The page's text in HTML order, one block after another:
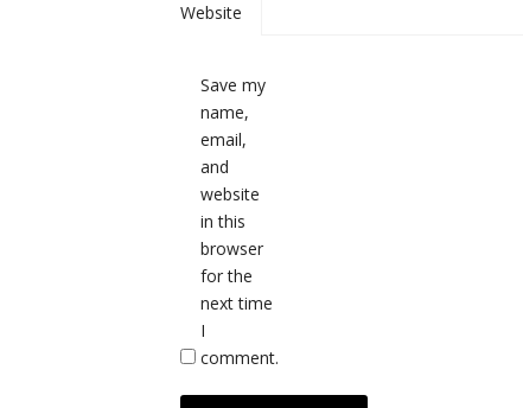
Website
Save my
name,
email,
and
website
in this
browser
for the
next time
I
comment.